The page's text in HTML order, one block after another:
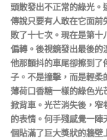
頭散發出不正常的綠光。
傳說只要有人敢在它面前
敗了十七次。現在是第十
偏轉。後視鏡發出最後的
他那顫抖的車尾卻擦到了
子。不是撞擊，而是輕柔
薄荷口香糖一樣的綠色光
掀背車。光芒消失後，窄
的表情。何手殘感覺一
個貼滿了巨大獎狀的牆